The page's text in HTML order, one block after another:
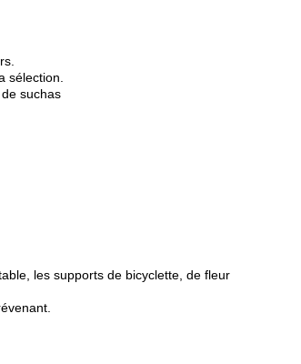
sélection.
suchas
les supports de bicyclette, de fleur